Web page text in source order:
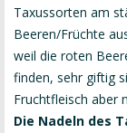
Taxussorten am
Beeren/Früchte
weil die roten
finden, sehr giftig
Fruchtfleisch aber
Die Nadeln des